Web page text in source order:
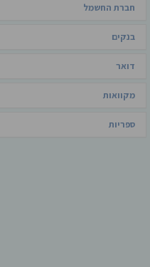
חברת החשמל
בנקים
דואר
מקוואות
ספריות